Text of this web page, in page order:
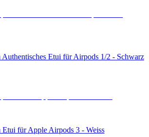
Etui für Airpods 1/2 - Schwarz
für Apple Airpods 3 - Weiss